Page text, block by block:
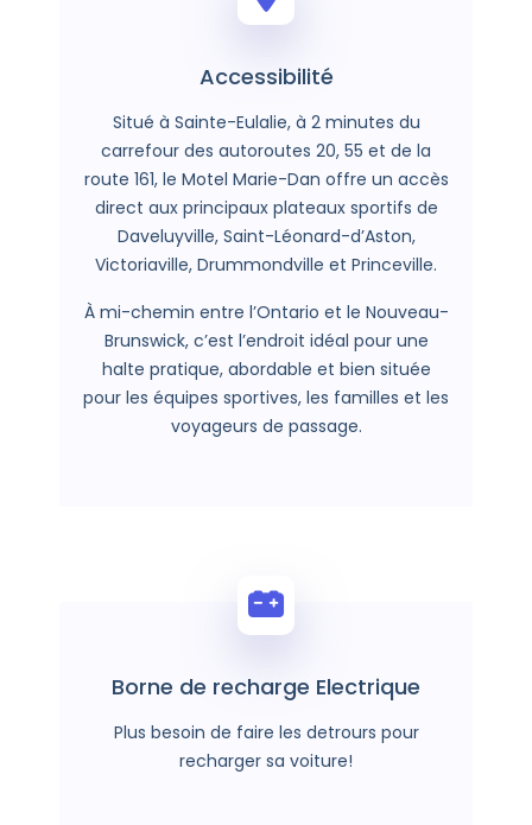
Accessibilité
Situé à Sainte-Eulalie, à 2 minutes du
carrefour des autoroutes 20, 55 et de la
route 161, le Motel Marie-Dan offre un accès
direct aux principaux plateaux sportifs de
Daveluyville, Saint-Léonard-d’Aston,
Victoriaville, Drummondville et Princeville.
À mi-chemin entre l’Ontario et le Nouveau-
Brunswick, c’est l’endroit idéal pour une
halte pratique, abordable et bien située
pour les équipes sportives, les familles et les
voyageurs de passage.
Borne de recharge Electrique
Plus besoin de faire les detrours pour
recharger sa voiture!